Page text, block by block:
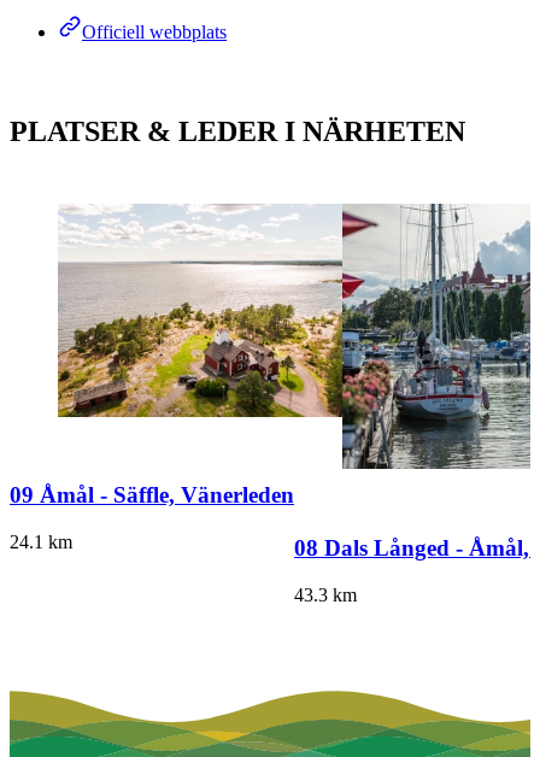
Officiell webbplats
PLATSER & LEDER I NÄRHETEN
09 Åmål - Säffle, Vänerleden
24.1 km 08 Dals Långed - Åmål,
43.3 km